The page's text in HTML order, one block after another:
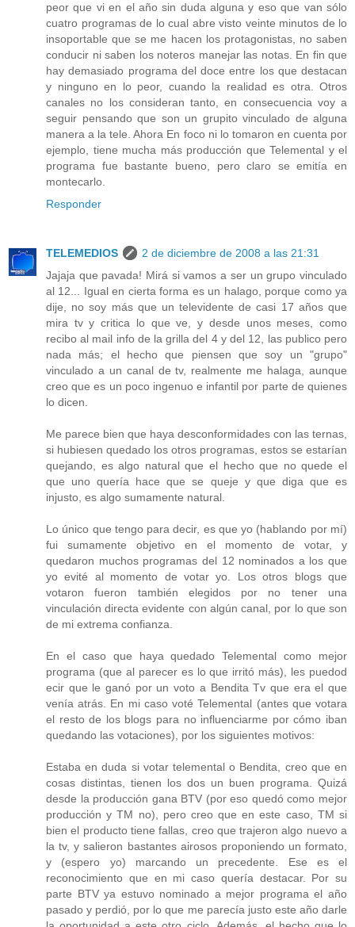
peor que vi en el año sin duda alguna y eso que van sólo
cuatro programas de lo cual abre visto veinte minutos de lo
insoportable que se me hacen los protagonistas, no saben
conducir ni saben los noteros manejar las notas. En fin que
hay demasiado programa del doce entre los que destacan
y ninguno en lo peor, cuando la realidad es otra. Otros
canales no los consideran tanto, en consecuencia voy a
seguir pensando que son un grupito vinculado de alguna
manera a la tele. Ahora En foco ni lo tomaron en cuenta por
ejemplo, tiene mucha más producción que Telemental y el
programa fue bastante bueno, pero claro se emitía en
montecarlo.
Responder
TELEMEDIOS
2 de diciembre de 2008 a las 21:31
Jajaja que pavada! Mirá si vamos a ser un grupo vinculado
al 12... Igual en cierta forma es un halago, porque como ya
dije, no soy más que un televidente de casi 17 años que
mira tv y critica lo que ve, y desde unos meses, como
recibo al mail info de la grilla del 4 y del 12, las publico pero
nada más; el hecho que piensen que soy un "grupo"
vinculado a un canal de tv, realmente me halaga, aunque
creo que es un poco ingenuo e infantil por parte de quienes
lo dicen.
Me parece bien que haya desconformidades con las ternas,
si hubiesen quedado los otros programas, estos se estarían
quejando, es algo natural que el hecho que no quede el
que uno quería hace que se queje y que diga que es
injusto, es algo sumamente natural.
Lo único que tengo para decir, es que yo (hablando por mí)
fui sumamente objetivo en el momento de votar, y
quedaron muchos programas del 12 nominados a los que
yo evité al momento de votar yo. Los otros blogs que
votaron fueron también elegidos por no tener una
vinculación directa evidente con algún canal, por lo que son
de mi extrema confianza.
En el caso que haya quedado Telemental como mejor
programa (que al parecer es lo que irritó más), les puedod
ecir que le ganó por un voto a Bendita Tv que era el que
venía atrás. En mi caso voté Telemental (antes que votara
el resto de los blogs para no influenciarme por cómo iban
quedando las votaciones), por los siguientes motivos:
Estaba en duda si votar telemental o Bendita, creo que en
cosas distintas, tienen los dos un buen programa. Quizá
desde la producción gana BTV (por eso quedó como mejor
producción y TM no), pero creo que en este caso, TM si
bien el producto tiene fallas, creo que trajeron algo nuevo a
la tv, y salieron bastantes airosos proponiendo un formato,
y (espero yo) marcando un precedente. Ese es el
reconocimiento que en mi caso quería destacar. Por su
parte BTV ya estuvo nominado a mejor programa el año
pasado y perdió, por lo que me parecía justo este año darle